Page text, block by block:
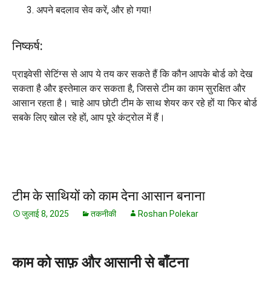
अपने बदलाव सेव करें, और हो गया!
निष्कर्ष:
प्राइवेसी सेटिंग्स से आप ये तय कर सकते हैं कि कौन आपके बोर्ड को देख
सकता है और इस्तेमाल कर सकता है, जिससे टीम का काम सुरक्षित और
आसान रहता है। चाहे आप छोटी टीम के साथ शेयर कर रहे हों या फिर बोर्ड
सबके लिए खोल रहे हों, आप पूरे कंट्रोल में हैं।
टीम के साथियों को काम देना आसान बनाना
जुलाई 8, 2025 तकनीकी Roshan Polekar
काम को साफ़ और आसानी से बाँटना